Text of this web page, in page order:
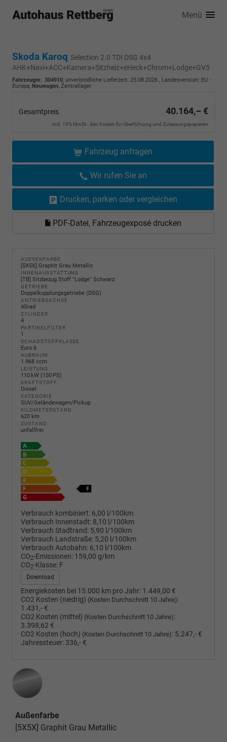
Menü
Skoda Karoq Selection 2.0 TDI DSG 4x4
AHK+Navi+ACC+Kamera+Sitzheiz+eHeck+Chrom+Lodge+GV5
Fahrzeugnr.: 304910, unverbindliche Lieferzeit: 25.08.2026 , Landesversion: EU -
Europa, Neuwagen, Zentrallager
Gesamtpreis 40.164,– €
incl. 19% MwSt., den Kosten für Überführung und Zulassungspapieren
Fahrzeug anfragen
Wir rufen Sie an
Drucken, parken oder vergleichen
PDF-Datei, Fahrzeugexposé drucken
AUSSENFARBE
[5X5X] Graphit Grau Metallic
INNENAUSSTATTUNG
[TB] Sitzbezug Stoff "Lodge" Schwarz
GETRIEBE
Doppelkupplungsgetriebe (DSG)
ANTRIEBSACHSE
Allrad
ZYLINDER
4
PARTIKELFILTER
1
SCHADSTOFFKLASSE
Euro 6
HUBRAUM
1.968 ccm
LEISTUNG
110 kW (150 PS)
KRAFTSTOFF
Diesel
KATEGORIE
SUV/Geländewagen/Pickup
KILOMETERSTAND
620 km
ZUSTAND
unfallfrei
Verbrauch kombiniert: 6,00 l/100km
Verbrauch Innenstadt: 8,10 l/100km
Verbrauch Stadtrand: 5,90 l/100km
Verbrauch Landstraße: 5,20 l/100km
Verbrauch Autobahn: 6,10 l/100km
CO2-Emissionen: 159,00 g/km
CO2-Klasse: F
Download
Energiekosten bei 15.000 km pro Jahr: 1.449,00 €
CO2 Kosten (niedrig) (Kosten Durchschnitt 10 Jahre):
1.431,- €
CO2 Kosten (mittel) (Kosten Durchschnitt 10 Jahre):
3.398,62 €
CO2 Kosten (hoch) (Kosten Durchschnitt 10 Jahre): 5.247,- €
Jahressteuer: 336,- €
Außenfarbe
[5X5X] Graphit Grau Metallic